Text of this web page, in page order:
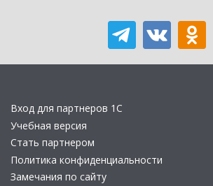
Вход для партнеров 1С
Учебная версия
Стать партнером
Политика конфиденциальности
Замечания по сайту